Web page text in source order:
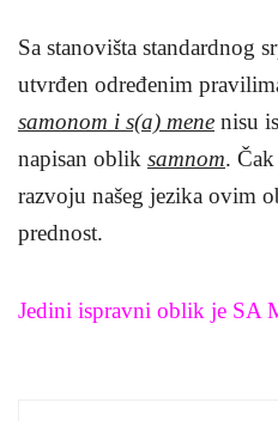
Sa stanovišta standardnog
utvrđen određenim
samonom i s(a) mene nisu
napisan oblik samnom.
razvoju našeg jezika ovim
prednost.
Jedini ispravni oblik je SA